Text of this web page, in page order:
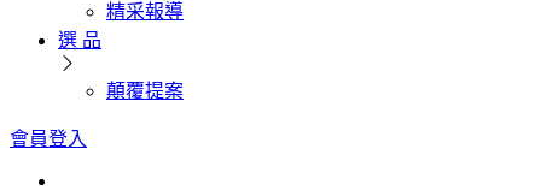
精采報導
選 品
顛覆提案
會員登入